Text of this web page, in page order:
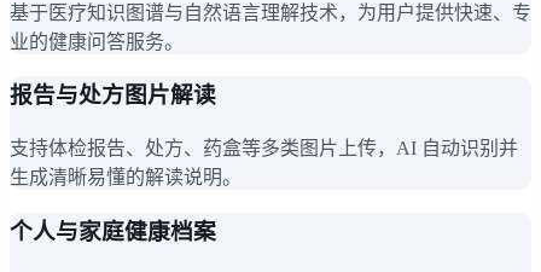
基于医疗知识图谱与自然语言理解技术，为用户提供快速、专
业的健康问答服务。
报告与处方图片解读
支持体检报告、处方、药盒等多类图片上传，AI 自动识别并
生成清晰易懂的解读说明。
个人与家庭健康档案